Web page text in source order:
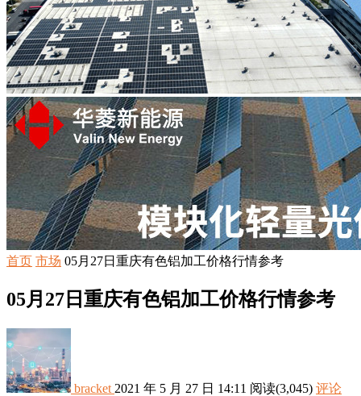
首页 市场 05月27日重庆有色铝加工价格行情参考
05月27日重庆有色铝加工价格行情参考
bracket 2021 年 5 月 27 日 14:11 阅读(3,045) 评论